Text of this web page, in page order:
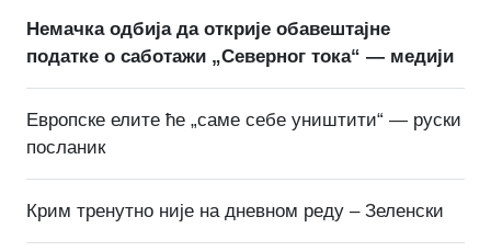
Немачка одбија да открије обавештајне
податке о саботажи „Северног тока“ — медији
Европске елите ће „саме себе уништити“ — руски
посланик
Крим тренутно није на дневном реду – Зеленски